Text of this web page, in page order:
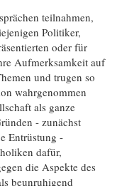
teilnahmen,
Politiker,
oder für
Aufmerksamkeit auf
und trugen so
wahrgenommen
als ganze
- zunächst
Entrüstung -
dafür,
die Aspekte des
beunruhigend